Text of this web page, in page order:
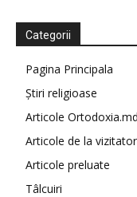
Categorii
Pagina Principala
Știri religioase
Articole Ortodoxia.md
Articole de la
Articole preluate
Tâlcuiri